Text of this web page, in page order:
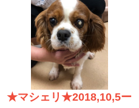
★マシェリ★2018,10,5ー